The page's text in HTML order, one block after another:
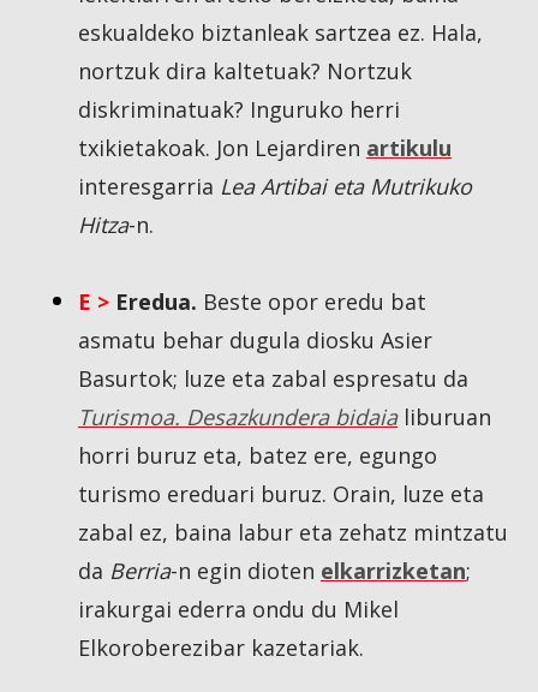
eskualdeko biztanleak sartzea ez. Hala,
nortzuk dira kaltetuak? Nortzuk
diskriminatuak? Inguruko herri
txikietakoak. Jon Lejardiren artikulu
interesgarria Lea Artibai eta Mutrikuko
Hitza-n.
E > Eredua. Beste opor eredu bat
asmatu behar dugula diosku Asier
Basurtok; luze eta zabal espresatu da
Turismoa. Desazkundera bidaialiburuan
horri buruz eta, batez ere, egungo
turismo ereduari buruz. Orain, luze eta
zabal ez, baina labur eta zehatz mintzatu
da Berria-n egin dioten elkarrizketan;
irakurgai ederra ondu du Mikel
Elkoroberezibar kazetariak.